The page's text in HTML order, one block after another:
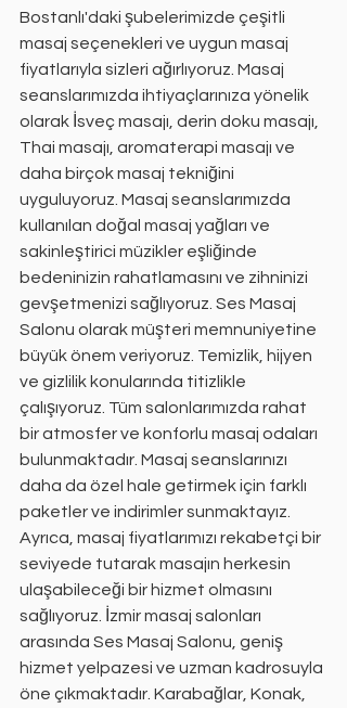
Bostanlı'daki şubelerimizde çeşitli
masaj seçenekleri ve uygun masaj
fiyatlarıyla sizleri ağırlıyoruz. Masaj
seanslarımızda ihtiyaçlarınıza yönelik
olarak İsveç masajı, derin doku masajı,
Thai masajı, aromaterapi masajı ve
daha birçok masaj tekniğini
uyguluyoruz. Masaj seanslarımızda
kullanılan doğal masaj yağları ve
sakinleştirici müzikler eşliğinde
bedeninizin rahatlamasını ve zihninizi
gevşetmenizi sağlıyoruz. Ses Masaj
Salonu olarak müşteri memnuniyetine
büyük önem veriyoruz. Temizlik, hijyen
ve gizlilik konularında titizlikle
çalışıyoruz. Tüm salonlarımızda rahat
bir atmosfer ve konforlu masaj odaları
bulunmaktadır. Masaj seanslarınızı
daha da özel hale getirmek için farklı
paketler ve indirimler sunmaktayız.
Ayrıca, masaj fiyatlarımızı rekabetçi bir
seviyede tutarak masajın herkesin
ulaşabileceği bir hizmet olmasını
sağlıyoruz. İzmir masaj salonları
arasında Ses Masaj Salonu, geniş
hizmet yelpazesi ve uzman kadrosuyla
öne çıkmaktadır. Karabağlar, Konak,